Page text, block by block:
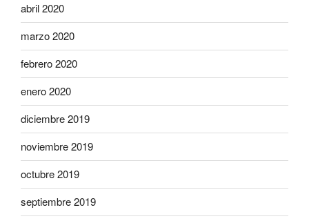
abril 2020
marzo 2020
febrero 2020
enero 2020
diciembre 2019
noviembre 2019
octubre 2019
septiembre 2019